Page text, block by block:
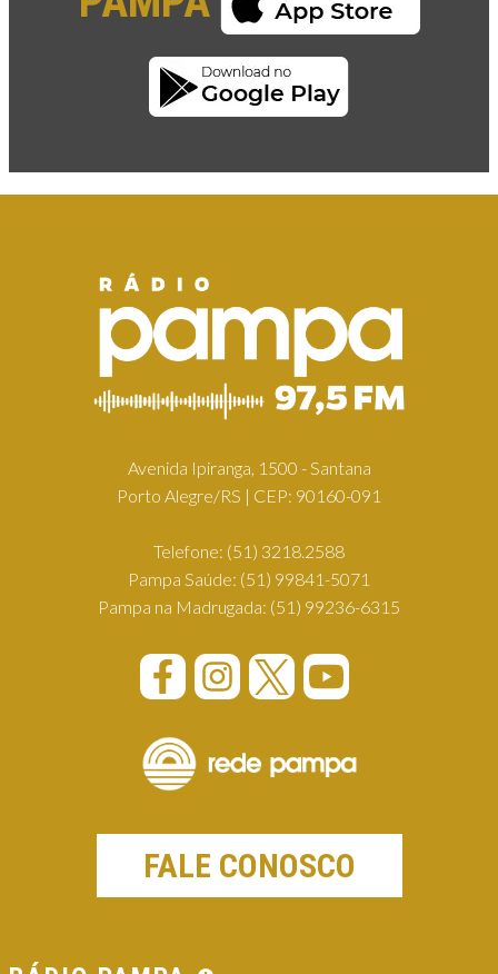
Avenida Ipiranga, 1500 - Santana
Porto Alegre/RS | CEP: 90160-091
Telefone: (51) 3218.2588
Pampa Saúde: (51) 99841-5071
Pampa na Madrugada: (51) 99236-6315
FALE CONOSCO